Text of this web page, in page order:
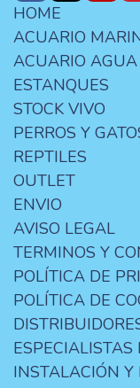
HOME
ACUARIO
ACUARIO AGUA
ESTANQUES
STOCK VIVO
PERROS Y
REPTILES
OUTLET
ENVIO
AVISO LEGAL
TERMINOS Y
POLÍTICA DE
POLÍTICA DE
INSTALACIÓN